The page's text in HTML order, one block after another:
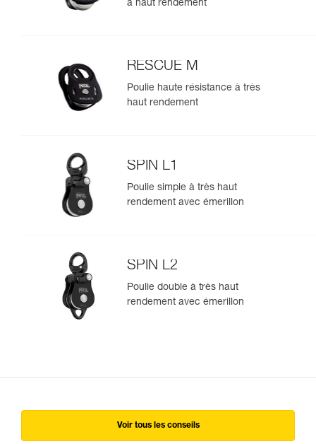
à haut rendement
RESCUE M
Poulie haute résistance à très
haut rendement
SPIN L1
Poulie simple à très haut
rendement avec émerillon
SPIN L2
Poulie double à très haut
rendement avec émerillon
Voir tous les conseils